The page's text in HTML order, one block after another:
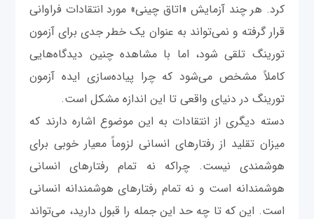
کرد. هر چند آزمایش «اتاق چینی» مورد انتقادات فراوانی
قرار گرفته و نمی‌تواند به عنوان یک خطر جدی برای آزمون
تورینگ تلقی شود، اما با مشاهده چنین دیدگاه‌هایی
کاملاً مشخص می‌شود که چرا پیاده‌سازی ایده آزمون
تورینگ در دنیای واقعی تا این اندازه مشکل است.
دسته دیگری از انتقادات به این موضوع اشاره دارند که
میزان تقلید از رفتارهای انسانی لزوماً معیار خوبی برای
هوشمندی نیست. چرا‌که نه تمام رفتارهای انسانی
هوشمندانه است و نه تمام رفتارهای هوشمندانه انسانی
است. این که تا چه حد این جمله را قبول دارید، می‌تواند